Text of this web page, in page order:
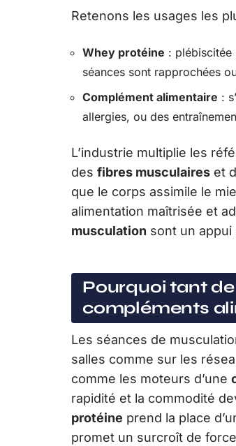
Retenons les usages les
Whey protéine : plébiscitée
séances sont rapprochées
Complément alimentaire :
allergies, ou des
L’industrie multiplie les
des fibres musculaires et
que le corps assimile le
alimentation maîtrisée et
musculation sont un
Pourquoi tant
compléments
Les séances de
salles comme sur les
comme les moteurs d’une
rapidité et la commodité
protéine prend la place
promet un surcroît de